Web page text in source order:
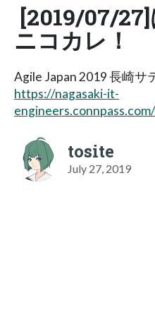
[2019/07/27]
ニコカレ！
Agile Japan 2019 長崎サ
https://nagasaki-it-
tosite
July 27, 2019